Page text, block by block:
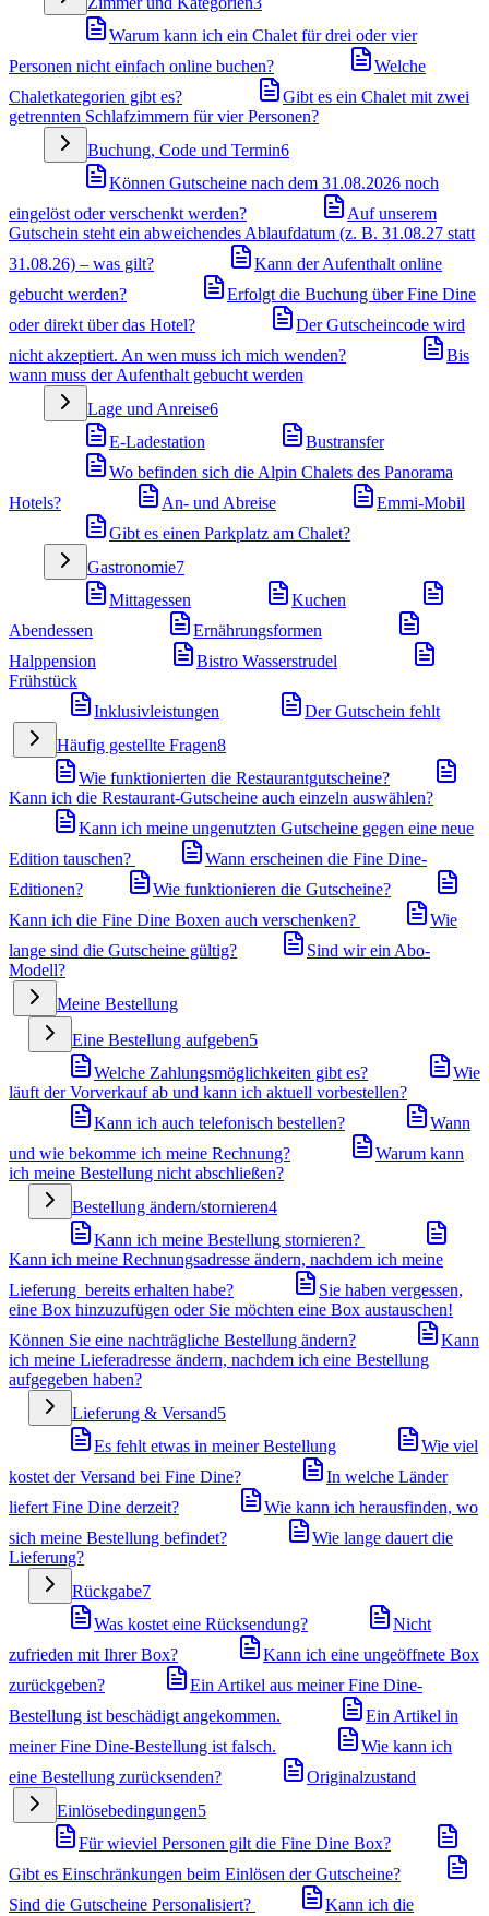
Warum kann ich ein Chalet für drei oder vier
Personen nicht einfach online buchen?
Welche
Chaletkategorien gibt es?
Gibt es ein Chalet mit zwei
getrennten Schlafzimmern für vier Personen?
Buchung, Code und Termin6
Können Gutscheine nach dem 31.08.2026 noch
eingelöst oder verschenkt werden?
Auf unserem
Gutschein steht ein abweichendes Ablaufdatum (z. B. 31.08.27 statt
31.08.26) – was gilt?
Kann der Aufenthalt online
gebucht werden?
Erfolgt die Buchung über Fine Dine
oder direkt über das Hotel?
Der Gutscheincode wird
nicht akzeptiert. An wen muss ich mich wenden?
Bis
wann muss der Aufenthalt gebucht werden
Lage und Anreise6
E-Ladestation
Bustransfer
Wo befinden sich die Alpin Chalets des Panorama
Hotels?
An- und Abreise
Emmi-Mobil
Gibt es einen Parkplatz am Chalet?
Gastronomie7
Mittagessen
Kuchen
Abendessen
Ernährungsformen
Halppension
Bistro Wasserstrudel
Frühstück
Inklusivleistungen
Der Gutschein fehlt
Häufig gestellte Fragen8
Wie funktionierten die Restaurantgutscheine?
Kann ich die Restaurant-Gutscheine auch einzeln auswählen?
Kann ich meine ungenutzten Gutscheine gegen eine neue
Edition tauschen?
Wann erscheinen die Fine Dine-
Editionen?
Wie funktionieren die Gutscheine?
Kann ich die Fine Dine Boxen auch verschenken?
Wie
lange sind die Gutscheine gültig?
Sind wir ein Abo-
Modell?
Meine Bestellung
Eine Bestellung aufgeben5
Welche Zahlungsmöglichkeiten gibt es?
Wie
läuft der Vorverkauf ab und kann ich aktuell vorbestellen?
Kann ich auch telefonisch bestellen?
Wann
und wie bekomme ich meine Rechnung?
Warum kann
ich meine Bestellung nicht abschließen?
Bestellung ändern/stornieren4
Kann ich meine Bestellung stornieren?
Kann ich meine Rechnungsadresse ändern, nachdem ich meine
Lieferung bereits erhalten habe?
Sie haben vergessen,
eine Box hinzuzufügen oder Sie möchten eine Box austauschen!
Können Sie eine nachträgliche Bestellung ändern?
Kann
ich meine Lieferadresse ändern, nachdem ich eine Bestellung
aufgegeben haben?
Lieferung & Versand5
Es fehlt etwas in meiner Bestellung
Wie viel
kostet der Versand bei Fine Dine?
In welche Länder
liefert Fine Dine derzeit?
Wie kann ich herausfinden, wo
sich meine Bestellung befindet?
Wie lange dauert die
Lieferung?
Rückgabe7
Was kostet eine Rücksendung?
Nicht
zufrieden mit Ihrer Box?
Kann ich eine ungeöffnete Box
zurückgeben?
Ein Artikel aus meiner Fine Dine-
Bestellung ist beschädigt angekommen.
Ein Artikel in
meiner Fine Dine-Bestellung ist falsch.
Wie kann ich
eine Bestellung zurücksenden?
Originalzustand
Einlösebedingungen5
Für wieviel Personen gilt die Fine Dine Box?
Gibt es Einschränkungen beim Einlösen der Gutscheine?
Sind die Gutscheine Personalisiert?
Kann ich die